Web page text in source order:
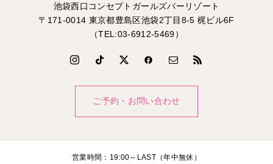
池袋西口コンセプトガールズバーリゾート
〒171-0014 東京都豊島区池袋2丁目8-5 梶ビル6F
（TEL:03-6912-5469）
ご予約・お問い合わせ
営業時間：19:00～LAST（年中無休）